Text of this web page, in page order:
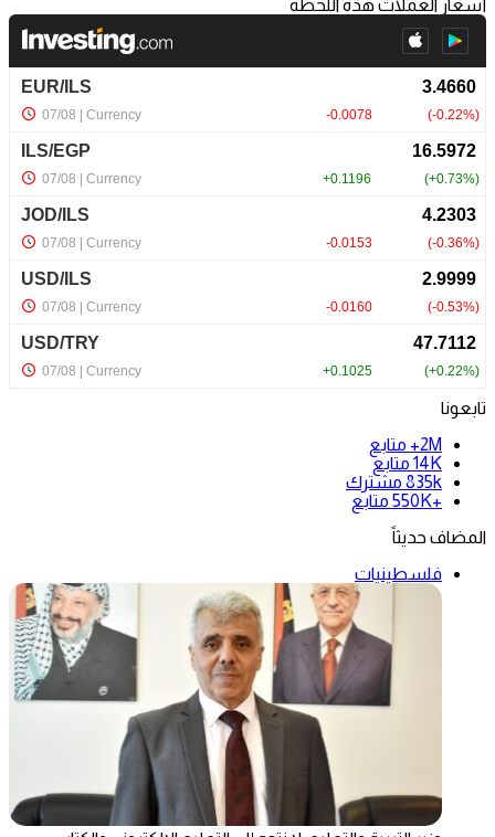
أسعار العملات هذه اللحظة
تابعونا
2M+
متابع
14K متابع
835k مشترك
+550K
متابع
المضاف حديثاً
فلسطينيات